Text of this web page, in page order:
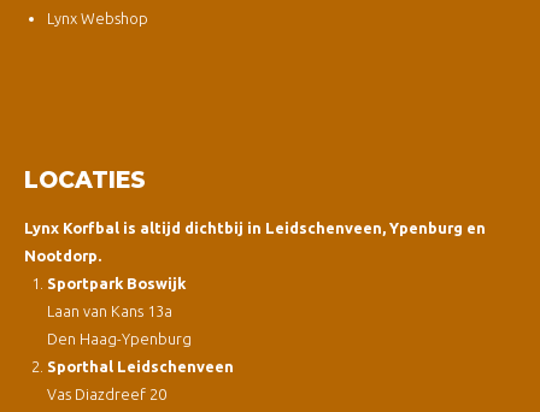
Lynx Webshop
LOCATIES
Lynx Korfbal is altijd dichtbij in Leidschenveen, Ypenburg en
Nootdorp.
Sportpark Boswijk
Laan van Kans 13a
Den Haag-Ypenburg
Sporthal Leidschenveen
Vas Diazdreef 20